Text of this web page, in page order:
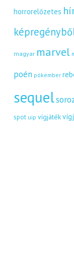
horrorelőzetes
magyar marvel
poén pókember
sequel
spot uip vígjáték